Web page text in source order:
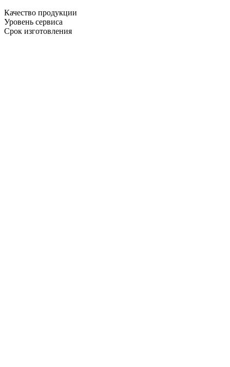
Качество продукции
Уровень сервиса
Срок изготовления